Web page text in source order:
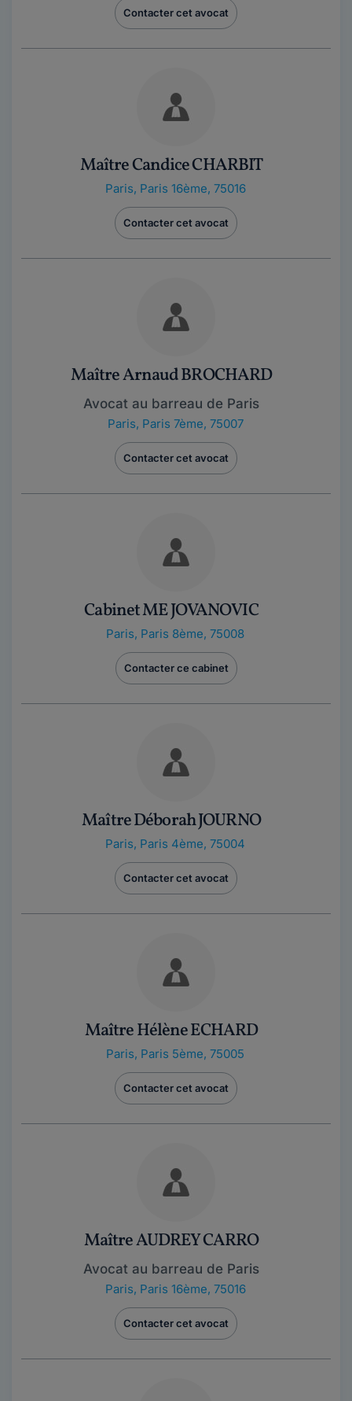
Contacter cet avocat
Maître Candice CHARBIT
Paris, Paris 16ème, 75016
Contacter cet avocat
Maître Arnaud BROCHARD
Avocat au barreau de Paris
Paris, Paris 7ème, 75007
Contacter cet avocat
Cabinet ME JOVANOVIC
Paris, Paris 8ème, 75008
Contacter ce cabinet
Maître Déborah JOURNO
Paris, Paris 4ème, 75004
Contacter cet avocat
Maître Hélène ECHARD
Paris, Paris 5ème, 75005
Contacter cet avocat
Maître AUDREY CARRO
Avocat au barreau de Paris
Paris, Paris 16ème, 75016
Contacter cet avocat